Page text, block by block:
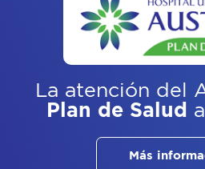
La atención del
Plan de Salud
Más